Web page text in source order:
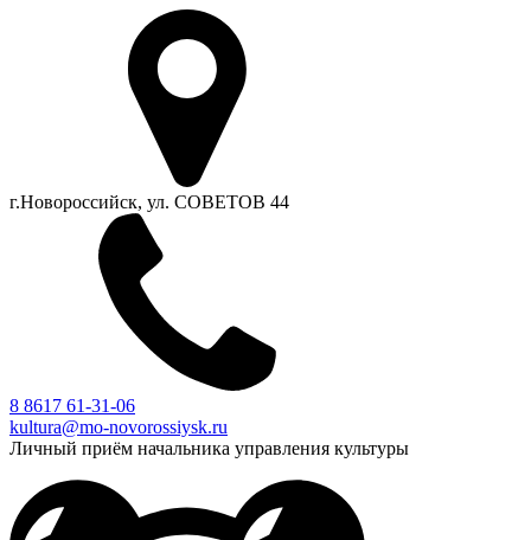
г.Новороссийск, ул. СОВЕТОВ 44
8 8617 61-31-06
kultura@mo-novorossiysk.ru
Личный приём начальника управления культуры